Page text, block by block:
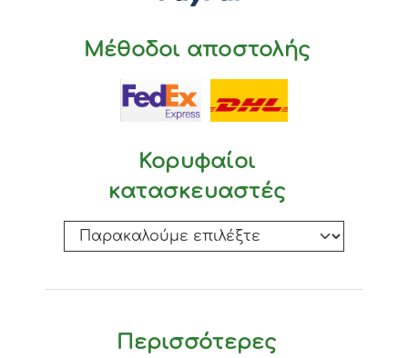
Μέθοδοι αποστολής
Κορυφαίοι
κατασκευαστές
Περισσότερες